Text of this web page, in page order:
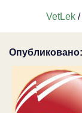
VetLek /
Опубликовано: